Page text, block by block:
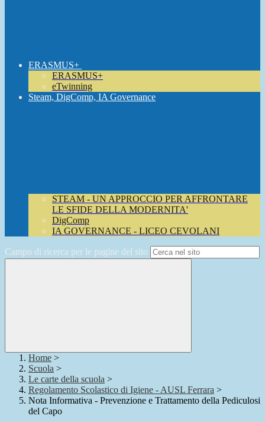
ERASMUS+
ERASMUS+
eTwinning
Steam, DigComp, IA Governance
STEAM - UN APPROCCIO PER AFFRONTARE
LE SFIDE DELLA MODERNITA'
DigComp
IA GOVERNANCE - LICEO CEVOLANI
Campo di ricerca per le pagine del sito
Home >
Scuola >
Le carte della scuola >
Regolamento Scolastico di Igiene - AUSL Ferrara >
Nota Informativa - Prevenzione e Trattamento della Pediculosi
del Capo